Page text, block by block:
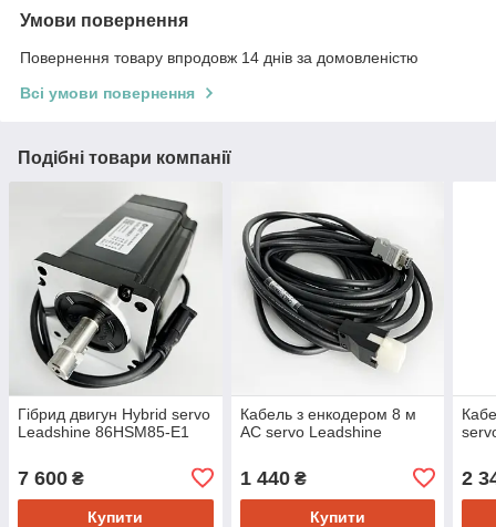
Умови повернення
Повернення товару впродовж 14 днів за домовленістю
Всі умови повернення
Подібні товари компанії
Гібрид двигун Hybrid servo
Leadshine 86HSM85-E1
7 600 ₴
Купити
Кабель з енкодером 8 м
AC servo Leadshine
1 440₴
Купити
2